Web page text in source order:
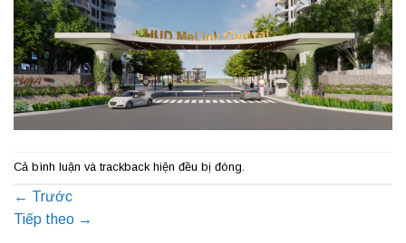
Cả bình luận và trackback hiện đều bị đóng.
← Trước
Tiếp theo →